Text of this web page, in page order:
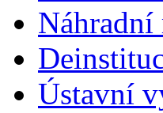
Náhradní
Ústavní